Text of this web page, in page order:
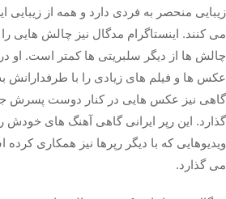
زیبایی منحصر به فردی دارد و همه از زیبایی
می کنند. اینستاگرام مدگال نیز چالش هایی را
چالش ها از دیگر سلبریتی ها کمتر است. او
عکس ها و فیلم های زیادی را با طرفدارانش
گاهی نیز عکس هایی در کنار دوست پسرش
گذارد. این رپر ایرانی گاهی آهنگ های خودش
ویدیوهایی که با دیگر رپرها نیز همکاری
می گذارد.